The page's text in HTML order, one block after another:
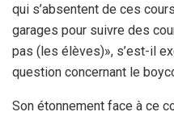
qui s’absentent de ces
garages pour suivre des
pas (les élèves)», s’est-il
question concernant le
Son étonnement face à ce